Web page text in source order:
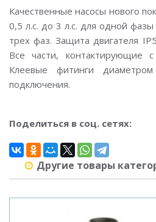
Качественные насосы нового
0,5 л.с. до 3 л.с. для одной фазы
трех фаз. Защита двигателя
Все части, контактирующие
Клеевые фитинги
подключения.
Поделиться в соц. сетях:
Другие товары